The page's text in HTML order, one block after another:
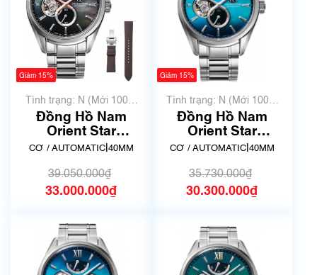
Giảm 15%
Tình trạng: N (Mới 100%
chưa qua sử dụng)
Đồng Hồ Nam
Orient Star
Contemporary RE-
Chính hãng
CƠ / AUTOMATIC| 40MM
39.050.000₫
33.000.000₫
Giảm 15%
Tình trạng: N (Mới 100%
chưa qua sử dụng)
Đồng Hồ Nam
Orient Star
Contemporary RE-
Chính hãng
CƠ / AUTOMATIC| 40MM
35.730.000₫
30.300.000₫